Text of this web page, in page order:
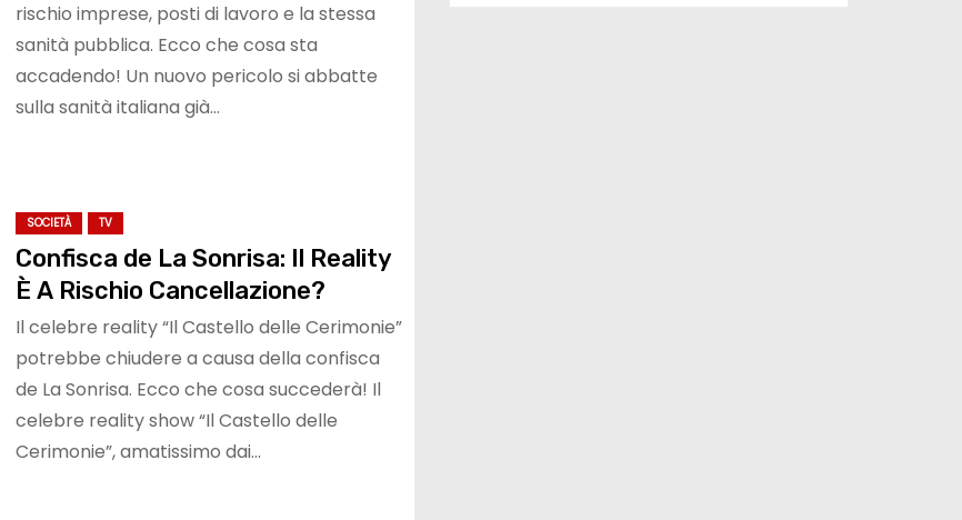
rischio imprese, posti di lavoro e la stessa
sanità pubblica. Ecco che cosa sta
accadendo! Un nuovo pericolo si abbatte
sulla sanità italiana già…
SOCIETÀ TV
Confisca de La Sonrisa: Il Reality
È A Rischio Cancellazione?
Il celebre reality “Il Castello delle Cerimonie”
potrebbe chiudere a causa della confisca
de La Sonrisa. Ecco che cosa succederà! Il
celebre reality show “Il Castello delle
Cerimonie”, amatissimo dai…